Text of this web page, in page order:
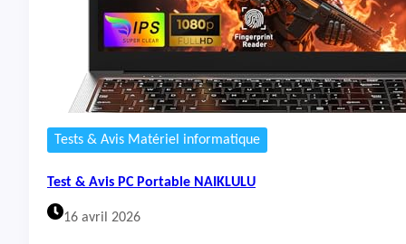
Tests & Avis Matériel informatique
Test & Avis PC Portable NAIKLULU
16 avril 2026